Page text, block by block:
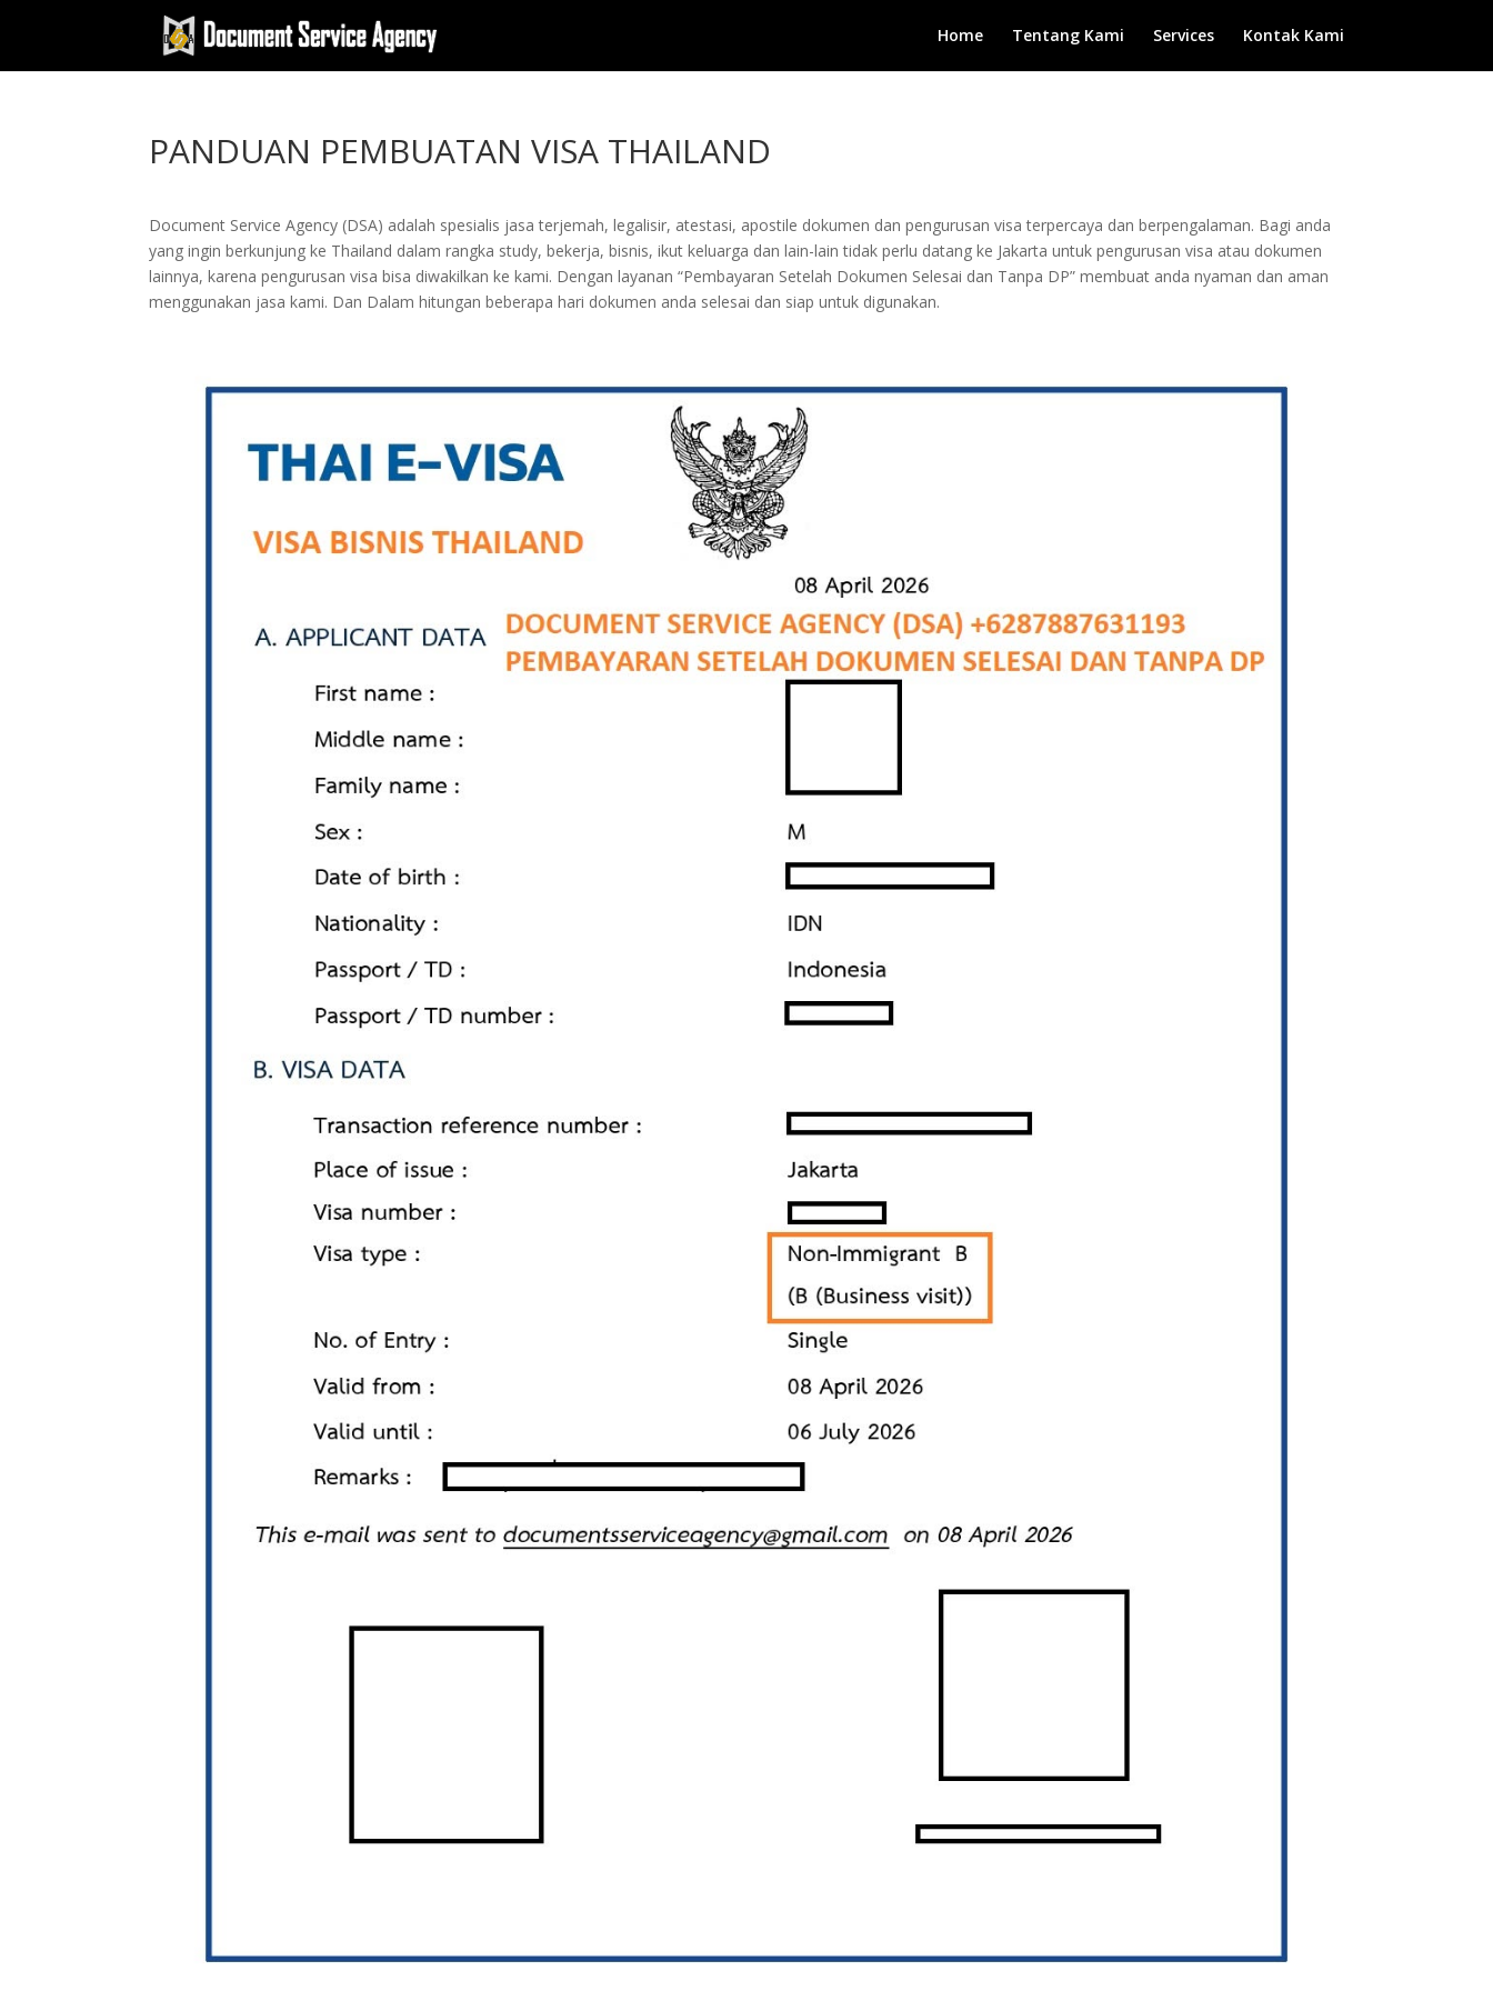
Home Tentang Kami Services Kontak Kami
PANDUAN PEMBUATAN VISA THAILAND
Document Service Agency (DSA) adalah spesialis jasa terjemah, legalisir, atestasi, apostile dokumen dan pengurusan visa terpercaya dan berpengalaman. Bagi anda
yang ingin berkunjung ke Thailand dalam rangka study, bekerja, bisnis, ikut keluarga dan lain-lain tidak perlu datang ke Jakarta untuk pengurusan visa atau dokumen
lainnya, karena pengurusan visa bisa diwakilkan ke kami. Dengan layanan “Pembayaran Setelah Dokumen Selesai dan Tanpa DP” membuat anda nyaman dan aman
menggunakan jasa kami. Dan Dalam hitungan beberapa hari dokumen anda selesai dan siap untuk digunakan.